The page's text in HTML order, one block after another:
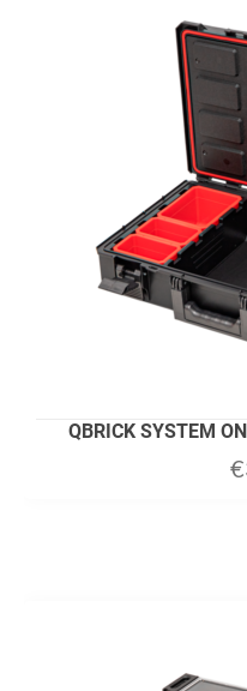
QBRICK SYSTEM
€